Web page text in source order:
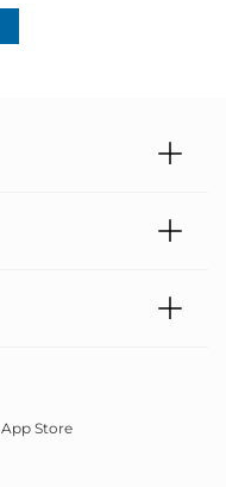
App Store